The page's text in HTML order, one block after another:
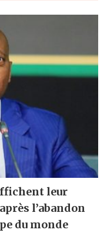
leur
l’abandon
du monde